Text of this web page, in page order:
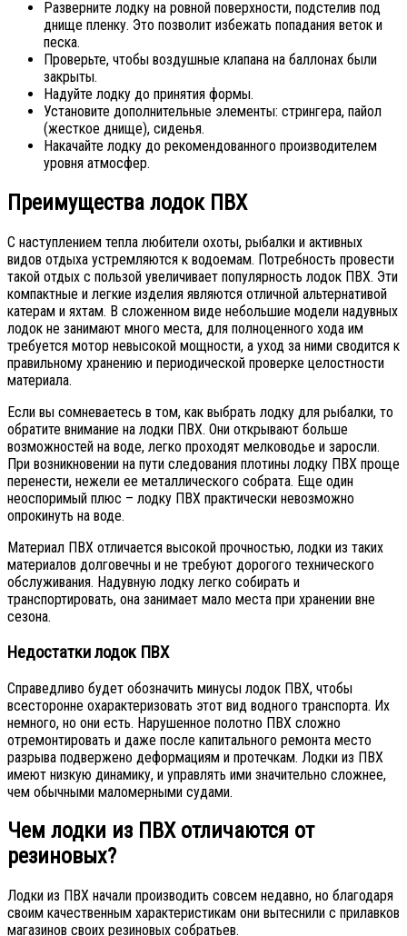
Разверните лодку на ровной поверхности, подстелив под
днище пленку. Это позволит избежать попадания веток и
песка.
Проверьте, чтобы воздушные клапана на баллонах были
закрыты.
Надуйте лодку до принятия формы.
Установите дополнительные элементы: стрингера, пайол
(жесткое днище), сиденья.
Накачайте лодку до рекомендованного производителем
уровня атмосфер.
Преимущества лодок ПВХ
С наступлением тепла любители охоты, рыбалки и активных
видов отдыха устремляются к водоемам. Потребность провести
такой отдых с пользой увеличивает популярность лодок ПВХ. Эти
компактные и легкие изделия являются отличной альтернативой
катерам и яхтам. В сложенном виде небольшие модели надувных
лодок не занимают много места, для полноценного хода им
требуется мотор невысокой мощности, а уход за ними сводится к
правильному хранению и периодической проверке целостности
материала.
Если вы сомневаетесь в том, как выбрать лодку для рыбалки, то
обратите внимание на лодки ПВХ. Они открывают больше
возможностей на воде, легко проходят мелководье и заросли.
При возникновении на пути следования плотины лодку ПВХ проще
перенести, нежели ее металлического собрата. Еще один
неоспоримый плюс – лодку ПВХ практически невозможно
опрокинуть на воде.
Материал ПВХ отличается высокой прочностью, лодки из таких
материалов долговечны и не требуют дорогого технического
обслуживания. Надувную лодку легко собирать и
транспортировать, она занимает мало места при хранении вне
сезона.
Недостатки лодок ПВХ
Справедливо будет обозначить минусы лодок ПВХ, чтобы
всесторонне охарактеризовать этот вид водного транспорта. Их
немного, но они есть. Нарушенное полотно ПВХ сложно
отремонтировать и даже после капитального ремонта место
разрыва подвержено деформациям и протечкам. Лодки из ПВХ
имеют низкую динамику, и управлять ими значительно сложнее,
чем обычными маломерными судами.
Чем лодки из ПВХ отличаются от
резиновых?
Лодки из ПВХ начали производить совсем недавно, но благодаря
своим качественным характеристикам они вытеснили с прилавков
магазинов своих резиновых собратьев.